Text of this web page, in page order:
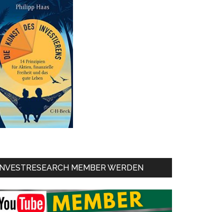
INVESTRESEARCH MEMBER WERDEN